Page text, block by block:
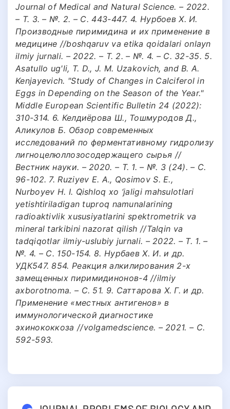
Journal of Medical and Natural Science. – 2022.
– Т. 3. – №. 2. – С. 443-447. 4. Нурбоев Х. И.
Производные пиримидина и их применение в
медицине //boshqaruv va etika qoidalari onlayn
ilmiy jurnali. – 2022. – Т. 2. – №. 4. – С. 32-35. 5.
Asatullo ug'li, T. D., J. M. Uzakovich, and B. A.
Kenjayevich. "Study of Changes in Calciferol in
Eggs in Depending on the Season of the Year."
Middle European Scientific Bulletin 24 (2022):
310-314. 6. Келдиёрова Ш., Тошмуродов Д.,
Аликулов Б. Обзор современных
исследований по ферментативному гидролизу
лигноцелюллозосодержащего сырья //
Вестник науки. – 2020. – Т. 1. – №. 3 (24). – С.
96-102. 7. Ruziyev E. A., Qosimov S. E.,
Nurboyev H. I. Qishloq xo ‘jaligi mahsulotlari
yetishtiriladigan tuproq namunalarining
radioaktivlik xususiyatlarini spektrometrik va
mineral tarkibini nazorat qilish //Talqin va
tadqiqotlar ilmiy-uslubiy jurnali. – 2022. – Т. 1. –
№. 4. – С. 150-154. 8. Нурбаев Х. И. и др.
УДК547. 854. Реакция алкилирования 2-х
замещенных пиримидинонов-4 //ilmiy
axborotnoma. – С. 51. 9. Саттарова Х. Г. и др.
Применение «местных антигенов» в
иммунологической диагностике
эхинококкоза //volgamedscience. – 2021. – С.
592-593.